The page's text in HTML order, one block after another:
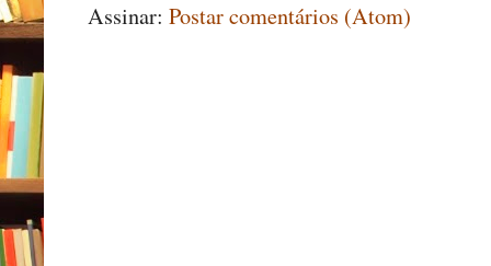
Assinar: Postar comentários (Atom)